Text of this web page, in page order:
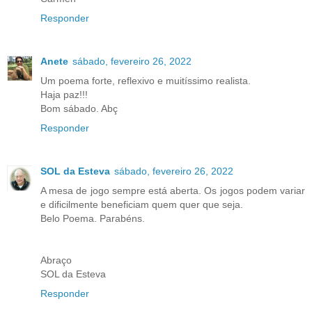
Responder
Anete sábado, fevereiro 26, 2022
Um poema forte, reflexivo e muitíssimo realista.
Haja paz!!!
Bom sábado. Abç
Responder
SOL da Esteva sábado, fevereiro 26, 2022
A mesa de jogo sempre está aberta. Os jogos podem variar
e dificilmente beneficiam quem quer que seja.
Belo Poema. Parabéns.
Abraço
SOL da Esteva
Responder